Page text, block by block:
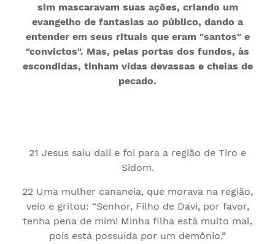
sim mascaravam suas ações, criando um
evangelho de fantasias ao público, dando a
entender em seus rituais que eram "santos" e
"convictos". Mas, pelas portas dos fundos, às
escondidas, tinham vidas devassas e cheias de
pecado.
21 Jesus saiu dali e foi para a região de Tiro e
Sidom.
22 Uma mulher cananeia, que morava na região,
veio e gritou: “Senhor, Filho de Davi, por favor,
tenha pena de mim! Minha filha está muito mal,
pois está possuída por um demônio.”